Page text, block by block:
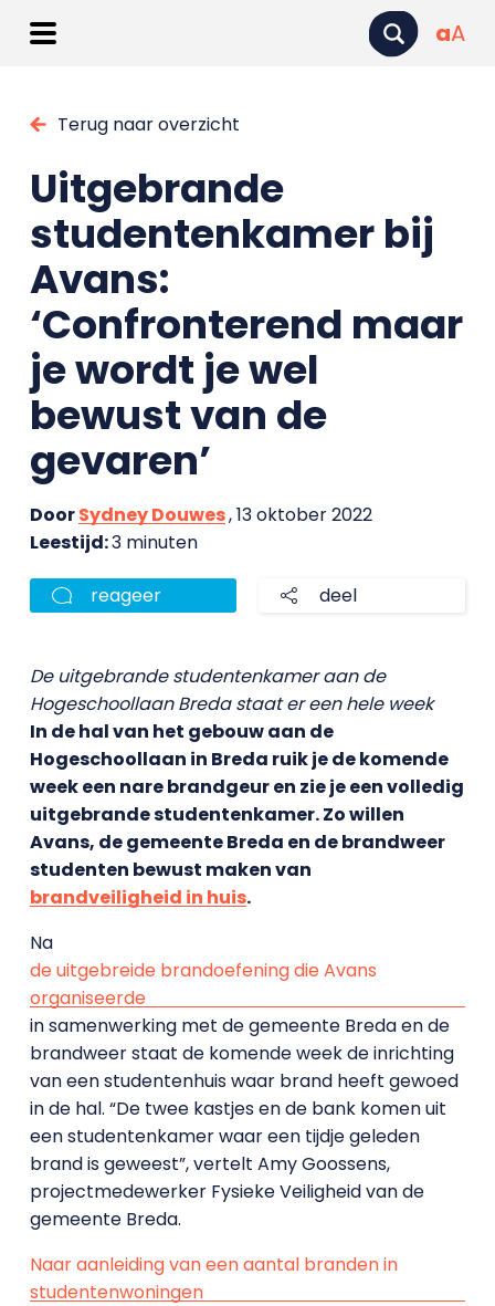
aA
Terug naar overzicht
Uitgebrande
studentenkamer bij
Avans:
‘Confronterend maar
je wordt je wel
bewust van de
gevaren’
DoorSydney Douwes, 13 oktober 2022
Leestijd:3 minuten
reageer deel
De uitgebrande studentenkamer aan de
Hogeschoollaan Breda staat er een hele week
In de hal van het gebouw aan de
Hogeschoollaan in Breda ruik je de komende
week een nare brandgeur en zie je een volledig
uitgebrande studentenkamer. Zo willen
Avans, de gemeente Breda en de brandweer
studenten bewust maken van
brandveiligheid in huis.
Na
de uitgebreide brandoefening die Avans
organiseerde
in samenwerking met de gemeente Breda en de
brandweer staat de komende week de inrichting
van een studentenhuis waar brand heeft gewoed
in de hal. “De twee kastjes en de bank komen uit
een studentenkamer waar een tijdje geleden
brand is geweest”, vertelt Amy Goossens,
projectmedewerker Fysieke Veiligheid van de
gemeente Breda.
Naar aanleiding van een aantal branden in
studentenwoningen